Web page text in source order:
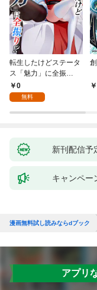
転生したけどステータ
ス「魅力」に全振
り！？(1)
0
無料
新刊配信予
キャンペー
漫画無料試し読みならdブック
アプリ